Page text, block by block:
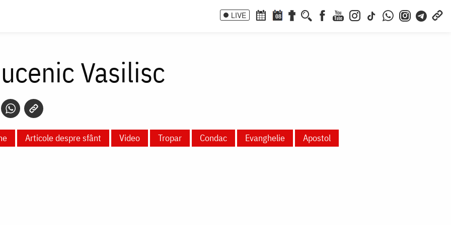
LIVE 08
Vasilisc
Articole despre sfânt Video Tropar Condac Evanghelie Apostol